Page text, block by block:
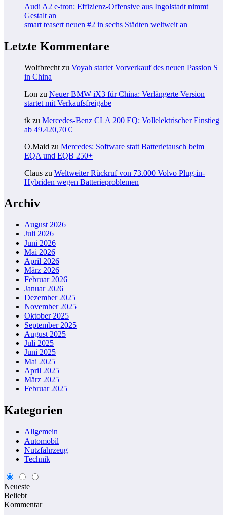
Audi A2 e-tron: Effizienz-Offensive aus Ingolstadt nimmt
Gestalt an
smart teasert neuen #2 in sechs Städten weltweit an
Letzte Kommentare
Wolfbrecht zu Voyah startet Vorverkauf des neuen Passion S
in China
Lon zu Neuer BMW iX3 für China: Verlängerte Version
startet mit Verkaufsfreigabe
tk zu Mercedes-Benz CLA 200 EQ: Vollelektrischer Einstieg
ab 49.420,70 €
O.Maid zu Mercedes: Software statt Batterietausch beim
EQA und EQB 250+
Claus zu Weltweiter Rückruf von 73.000 Volvo Plug-in-
Hybriden wegen Batterieproblemen
Archiv
August 2026
Juli 2026
Juni 2026
Mai 2026
April 2026
März 2026
Februar 2026
Januar 2026
Dezember 2025
November 2025
Oktober 2025
September 2025
August 2025
Juli 2025
Juni 2025
Mai 2025
April 2025
März 2025
Februar 2025
Kategorien
Allgemein
Automobil
Nutzfahrzeug
Technik
Neueste
Beliebt
Kommentar